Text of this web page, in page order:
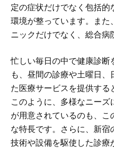
定の症状だけでなく包括的
環境が整っています。また
ニックだけでなく、総合病
忙しい毎日の中で健康診断
も、昼間の診療や土曜日
た医療サービスを提供する
このように、多様なニー
が用意されているのも、
な特長です。さらに、新宿
技術や設備を駆使した診療